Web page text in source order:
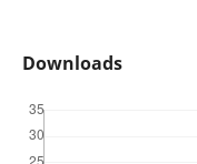
Downloads